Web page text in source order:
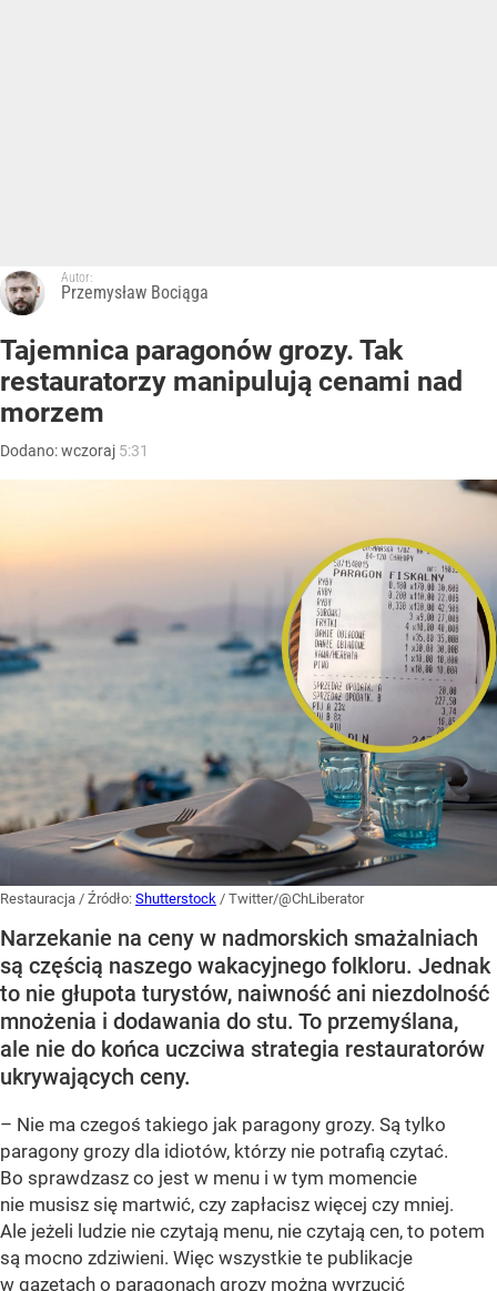
Autor:
Przemysław Bociąga
Tajemnica paragonów grozy. Tak
restauratorzy manipulują cenami nad
morzem
Dodano:wczoraj 5:31
Restauracja / Źródło: Shutterstock / Twitter/@ChLiberator
Narzekanie na ceny w nadmorskich smażalniach
są częścią naszego wakacyjnego folkloru. Jednak
to nie głupota turystów, naiwność ani niezdolność
mnożenia i dodawania do stu. To przemyślana,
ale nie do końca uczciwa strategia restauratorów
ukrywających ceny.
– Nie ma czegoś takiego jak paragony grozy. Są tylko
paragony grozy dla idiotów, którzy nie potrafią czytać.
Bo sprawdzasz co jest w menu i w tym momencie
nie musisz się martwić, czy zapłacisz więcej czy mniej.
Ale jeżeli ludzie nie czytają menu, nie czytają cen, to potem
są mocno zdziwieni. Więc wszystkie te publikacje
w gazetach o paragonach grozy można wyrzucić